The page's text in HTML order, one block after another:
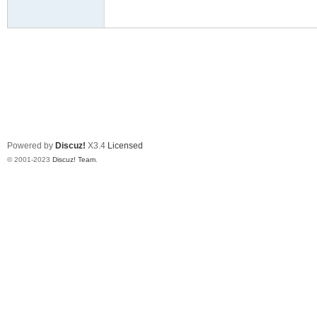
圈
Powered by Discuz! X3.4 Licensed
© 2001-2023 Discuz! Team